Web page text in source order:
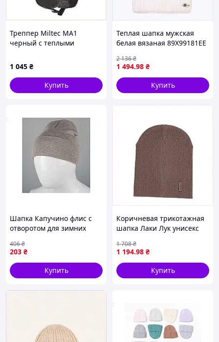
Треппер Miltec MA1
черный с теплыми
1 045 ₴
Купить
Теплая шапка мужская
белая вязаная 89X99181EE
1 494.98 ₴
2 136₴
Купить
Шапка Капучино флис с
отворотом для зимних
аксессуар
203 ₴
406₴
Купить
Коричневая трикотажная
шапка Лаки Лук унисекс
1 194.98 ₴
1 708₴
Купить